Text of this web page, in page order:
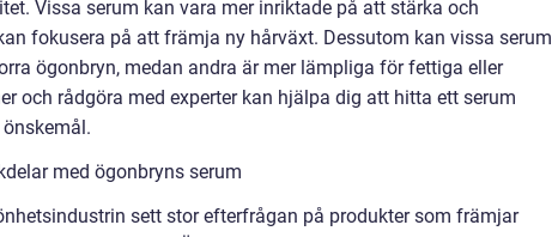
Vissa serum kan vara mer inriktade på att stärka och
fokusera på att främja ny hårväxt. Dessutom kan vissa serum
ögonbryn, medan andra är mer lämpliga för fettiga eller
och rådgöra med experter kan hjälpa dig att hitta ett serum
med ögonbryns serum
sett stor efterfrågan på produkter som främjar